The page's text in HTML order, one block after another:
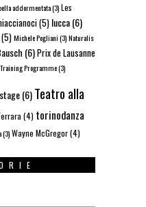
addormentata(3)Les
(5) lucca(6)
(5)Michele Pogliani(3)Naturalis
(6)Prix de Lausanne
Programme(3)
stage(6)Teatro alla
(4) torinodanza
(3)Wayne McGregor(4)